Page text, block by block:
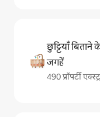
छुट्टियाँ
जगहें
490 प्रॉपर्टी